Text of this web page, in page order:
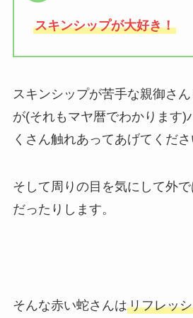
スキンシップが大好き！
スキンシップが苦手な親御さ
が(それもマヤ暦でわかります)
くさん触れあってあげてくださ
そして周りの目を気にして外
だったりします。
そんな赤い蛇さんはリフレッ